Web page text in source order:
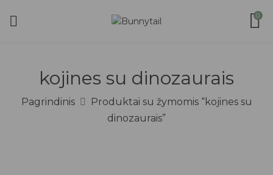
0
kojines su dinozaurais
Pagrindinis
Produktai su žymomis “kojines su
dinozaurais”